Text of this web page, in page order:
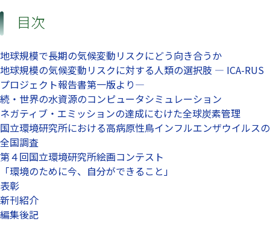
目次
地球規模で長期の気候変動リスクにどう向き合うか
地球規模の気候変動リスクに対する人類の選択肢 — ICA-RUS
プロジェクト報告書第一版より—
続・世界の水資源のコンピュータシミュレーション
ネガティブ・エミッションの達成にむけた全球炭素管理
国立環境研究所における高病原性鳥インフルエンザウイルスの
全国調査
第４回国立環境研究所絵画コンテスト
「環境のために今、自分ができること」
表彰
新刊紹介
編集後記